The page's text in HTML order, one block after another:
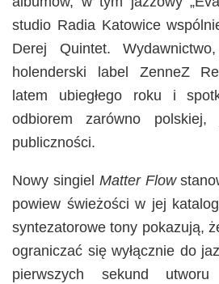
studio Radia Katowice
Derej Quintet.
holenderski label ZenneZ
latem ubiegłego roku i
odbiorem zarówno
publiczności.
Nowy singiel Matter Flow
powiew świeżości w jej
syntezatorowe tony pokazują,
ograniczać się wyłącznie do
pierwszych sekund utworu